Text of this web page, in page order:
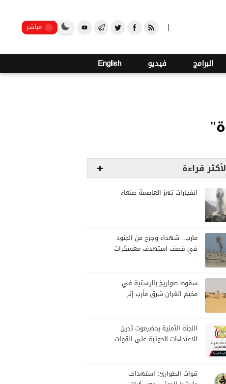
مباشر
البرامج فيديو English
قراءة
انفجارات تهز العاصمة صنعاء
مارب.. شهداء وجرح من الجنود
في قصف استهدف معسكرات
سقوط صواريخ باليستية في
مخيم الغران شرق مأرب إثر
اللجنة الأمنية بحضرموت تدين
الاعتداءات الحوثية على القوات
قوات الطوارئ: استهداف